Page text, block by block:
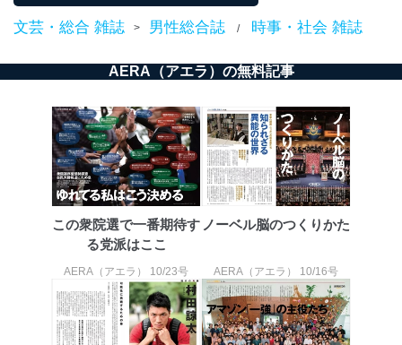
上記２．の利用目的を実施するために守秘義務を結ん
託・提供する場合、その業務に必要な範囲で委託・提
供先企業に個人情報を開示することがあります。
が、これらに限りません。
委託先：カスタマーサポート支援会社 、クレジッ
トカード決済などの決済代行・料金回収会社、広
告配信サービス会社
提供先：出版社、出版物発売元、卸売会社、販売
店など商品の供給者、梱包会社、配送会社、新聞
販売店などの梱包・配送・配達会社
４．開示対象個人情報の「開示」「訂正」等の請求につ
いて
当社は、本人から、開示対象個人情報について利用目的
の通知を求められた場合には、遅滞なくこれに応じま
す。ただし、以下①～④のいずれかに該当する場合は、
文芸・総合 雑誌 > 男性総合誌 / 時事・社会 雑誌
AERA（アエラ）の無料記事
この衆院選で一番期待す
る党派はここ
AERA（アエラ） 10/23号
ノーベル脳のつくりかた
AERA（アエラ） 10/16号